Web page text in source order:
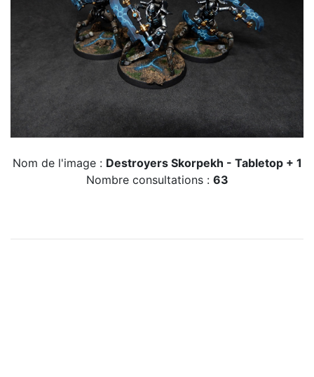
Nom de l'image : Destroyers Skorpekh - Tabletop + 1
Nombre consultations : 63